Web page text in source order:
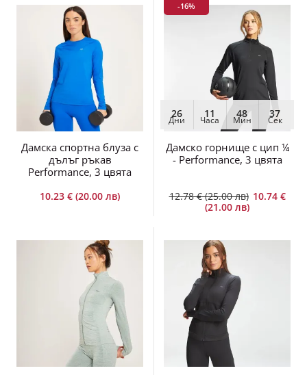
Дамска спортна блуза с
дълъг ръкав
Performance, 3 цвята
10.23 € (20.00 лв)
-16%
26
Дни
11
Часа
48
Мин
36
Сек
Дамско горнище с цип ¼
- Performance, 3 цвята
12.78 € (25.00 лв) 10.74 €
(21.00 лв)